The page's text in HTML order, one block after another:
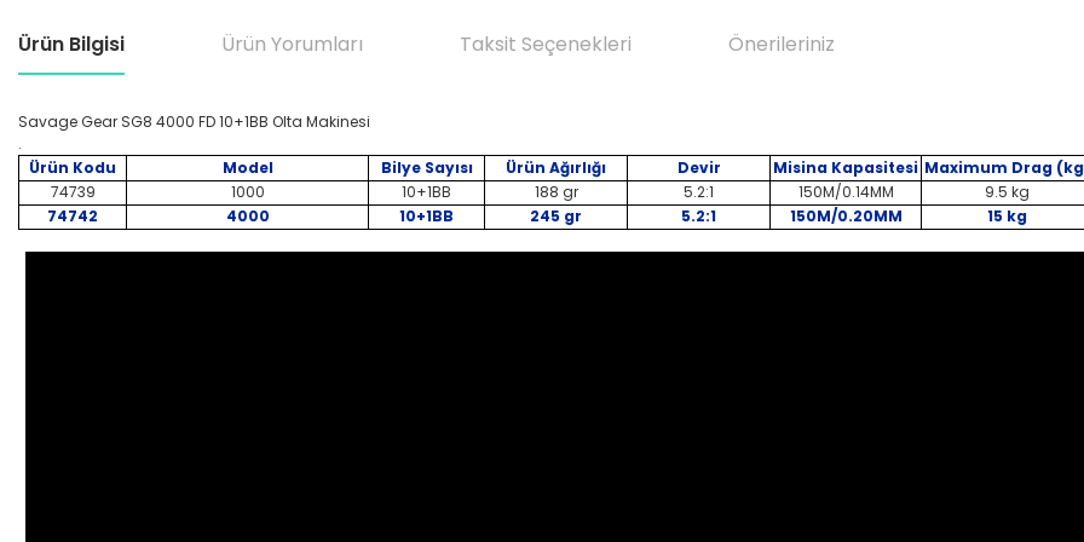
Ürün Bilgisi Ürün Yorumları Taksit Seçenekleri Önerileriniz
Savage Gear SG8 4000 FD 10+1BB Olta Makinesi
.
Ürün Kodu
Model Bilye Sayısı Ürün Ağırlığı Devir Misina Kapasitesi Maximum Drag
74739
1000 10+1BB 188 gr 5.2:1 150M/0.14MM
9.5 kg
74742
4000 10+1BB 245 gr 5.2:1 150M/0.20MM 15 kg